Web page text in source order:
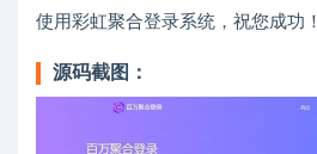
使用彩虹聚合登录系统，祝您成功！
源码截图：